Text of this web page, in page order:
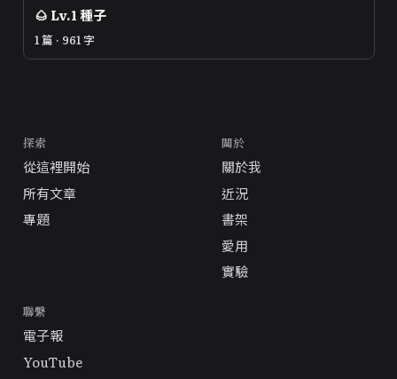
🌰 Lv.1種子
1 篇 · 961 字
探索
從這裡開始
所有文章
專題
關於
關於我
近況
書架
愛用
實驗
聯繫
電子報
YouTube